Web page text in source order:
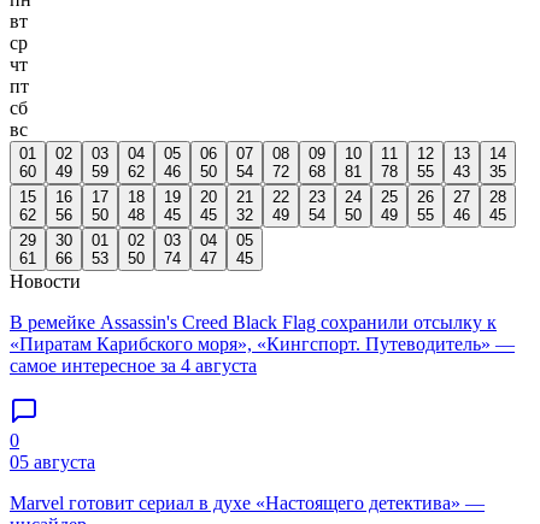
вт
ср
чт
пт
сб
вс
01
60
02
49
03
59
04
62
05
46
06
50
07
54
08
72
09
68
10
81
11
78
12
55
13
43
14
35
15
62
16
56
17
50
18
48
19
45
20
45
21
32
22
49
23
54
24
50
25
49
26
55
27
46
28
45
29
61
30
66
01
53
02
50
03
74
04
47
05
45
Новости
В ремейке Assassin's Creed Black Flag сохранили отсылку к
«Пиратам Карибского моря», «Кингспорт. Путеводитель» —
самое интересное за 4 августа
0
05 августа
Marvel готовит сериал в духе «Настоящего детектива» —